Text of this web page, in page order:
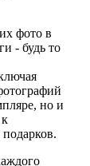
фото в
- будь то
но и